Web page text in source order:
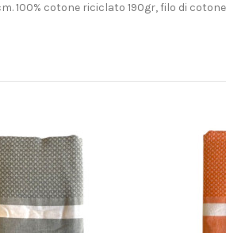
100% cotone riciclato 190gr, filo di